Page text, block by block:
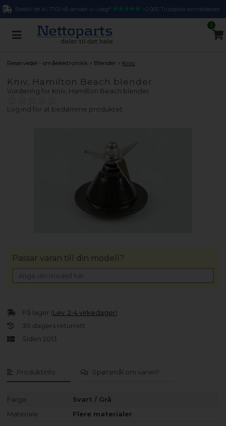
Bestill før kl. 17.00 så sender vi i dag* >2.000 Trustpilot anmeldelser
0
Reservedel - småelektronikk » Blender » Kniv
Kniv, Hamilton Beach blender
Vurdering for Kniv, Hamilton Beach blender
Log ind for at bedømme produktet
Produktinfo Spørsmål om varen?
Farge
Svart / Grå
Materiale
Flere materialer
På lager (Lev. 2-4 virkedager).
30 dagers returrett
Siden 2013
Passar varan till din modell?